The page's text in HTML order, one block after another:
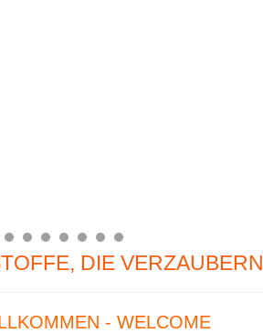
DIE VERZAUBERN
- WELCOME